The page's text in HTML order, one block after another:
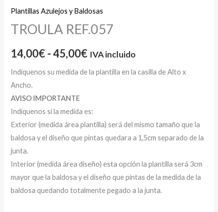
Plantillas Azulejos y Baldosas
TROULA REF.057
14,00€- 45,00€
14,00€
hasta
45,00€
IVA incluido
Indíquenos su medida de la plantilla en la casilla de Alto x
Ancho.
AVISO IMPORTANTE
Indíquenos si la medida es:
Exterior (medida área plantilla) será del mismo tamaño que la
baldosa y el diseño que pintas quedara a 1,5cm separado de la
junta.
Interior (medida área diseño) esta opción la plantilla será 3cm
mayor que la baldosa y el diseño que pintas de la medida de la
baldosa quedando totalmente pegado a la junta.